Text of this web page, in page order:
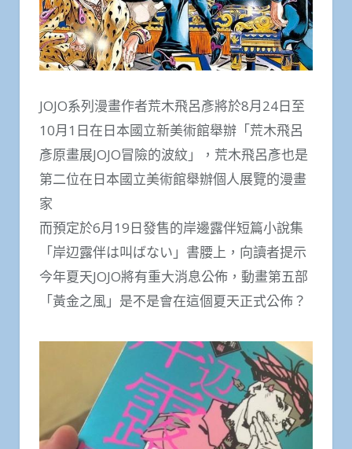
JOJO系列漫畫作者荒木飛呂彥將於8月24日至
10月1日在日本國立新美術館舉辦「荒木飛呂
彥原畫展JOJO冒險的波紋」，荒木飛呂彥也是
第二位在日本國立美術館舉辦個人展覽的漫畫
家
而預定於6月19日發售的岸邊露伴短篇小說集
「岸辺露伴は叫ばない」書腰上，向讀者提示
今年夏天JOJO將有重大消息公佈，動畫第五部
「黃金之風」是不是會在這個夏天正式公佈？